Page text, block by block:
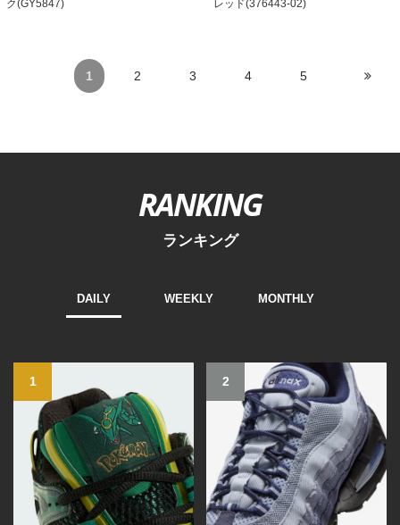
ク(GY5847)
レッド(376443-02)
1 2 3 4 5
RANKING
ランキング
DAILY WEEKLY MONTHLY
1 2